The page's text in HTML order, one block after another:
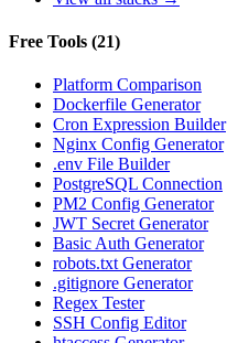
Free Tools (21)
Platform Comparison
Dockerfile Generator
Cron Expression Builder
Nginx Config Generator
.env File Builder
PostgreSQL Connection
PM2 Config Generator
JWT Secret Generator
Basic Auth Generator
robots.txt Generator
.gitignore Generator
Regex Tester
SSH Config Editor